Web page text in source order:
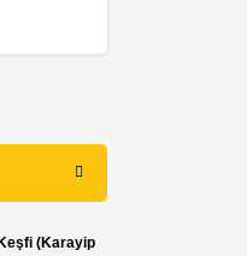
(Karayip